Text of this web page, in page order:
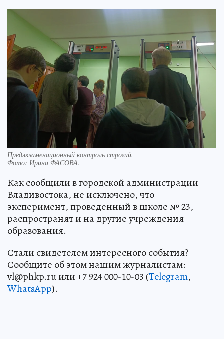
Предэкзаменационный контроль строгий.
Фото: Ирина ФАСОВА.
Как сообщили в городской администрации
Владивостока, не исключено, что
эксперимент, проведенный в школе № 23,
распространят и на другие учреждения
образования.
Стали свидетелем интересного события?
Сообщите об этом нашим журналистам:
vl@phkp.ru или +7 924 000-10-03 (Telegram,
WhatsApp).